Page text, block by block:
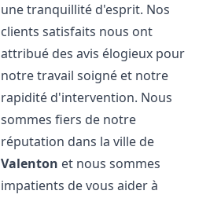
une tranquillité d'esprit. Nos
clients satisfaits nous ont
attribué des avis élogieux pour
notre travail soigné et notre
rapidité d'intervention. Nous
sommes fiers de notre
réputation dans la ville de
Valenton et nous sommes
impatients de vous aider à